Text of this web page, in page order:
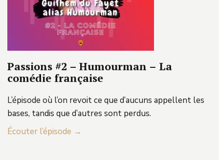
Passions #2 – Humourman – La
comédie française
L’épisode où l’on revoit ce que d’aucuns appellent les
bases, tandis que d’autres sont perdus.
Écouter l’épisode →